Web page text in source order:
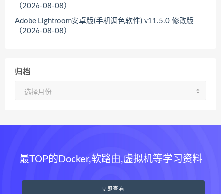
（2026-08-08）
Adobe Lightroom安卓版(手机调色软件) v11.5.0 修改版
（2026-08-08）
归档
最TOP的Docker,软路由,虚拟机等学习资料
立即查看